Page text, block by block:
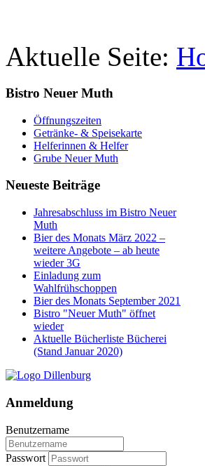
Aktuelle Seite:
Bistro Neuer Muth
Öffnungszeiten
Getränke- & Speisekarte
Helferinnen & Helfer
Grube Neuer Muth
Neueste Beiträge
Jahresabschluss im Bistro Neuer
Muth
Bier des Monats März 2022 –
weitere Angebote – ab heute
wieder 3G
Einladung zum
Wahlfrühschoppen
Bier des Monats September 2021
Bistro "Neuer Muth" öffnet
wieder
Aktuelle Bücherliste Bücherei
(Stand Januar 2020)
Anmeldung
Benutzername
Passwort